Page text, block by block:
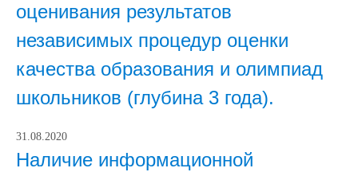
оценивания результатов
независимых процедур оценки
качества образования и олимпиад
школьников (глубина 3 года).
31.08.2020
Наличие информационной